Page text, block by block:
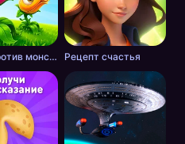
Цветы против монстров Рецепт счастья